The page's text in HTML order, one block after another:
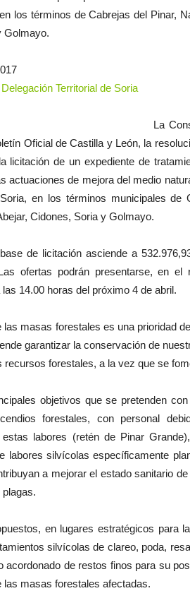
los términos de Cabrejas del Pinar,
Golmayo.
Delegación Territorial de Soria
La
Oficial de Castilla y León, la
licitación de un expediente de
actuaciones de mejora del medio
en los términos municipales de
Cidones, Soria y Golmayo.
de licitación asciende a
ofertas podrán presentarse, en
14.00 horas del próximo 4 de abril.
las masas forestales es una prioridad
garantizar la conservación de
recursos forestales, a la vez que se
objetivos que se pretenden
forestales, con personal
labores (retén de Pinar
labores silvícolas específicamente
a mejorar el estado sanitario
en lugares estratégicos para
silvícolas de clareo, poda,
acordonado de restos finos para su
las masas forestales afectadas.